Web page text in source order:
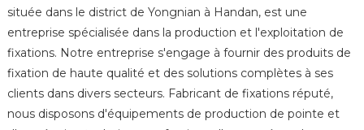
située dans le district de Yongnian à Handan, est une
entreprise spécialisée dans la production et l'exploitation de
fixations. Notre entreprise s'engage à fournir des produits de
fixation de haute qualité et des solutions complètes à ses
clients dans divers secteurs. Fabricant de fixations réputé,
nous disposons d'équipements de production de pointe et